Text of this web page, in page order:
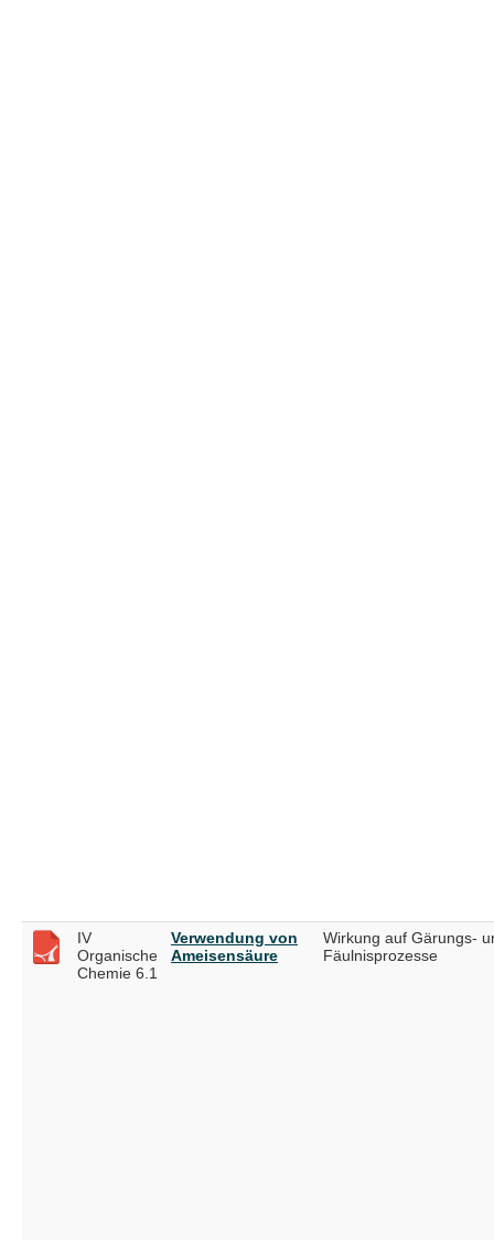
IV
Organische
Chemie 6.1
Verwendung von
Ameisensäure
Wirkung auf Gärungs-
Fäulnisprozesse